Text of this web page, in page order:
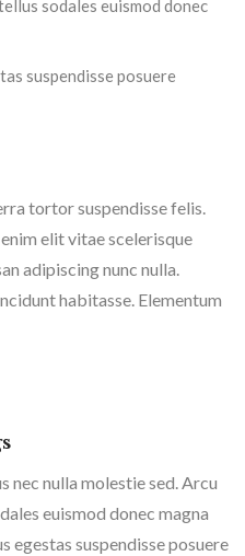
sodales euismod donec
suspendisse posuere
tortor suspendisse felis.
elit vitae scelerisque
adipiscing nunc nulla.
habitasse. Elementum
nec nulla molestie sed. Arcu
euismod donec magna
egestas suspendisse posuere